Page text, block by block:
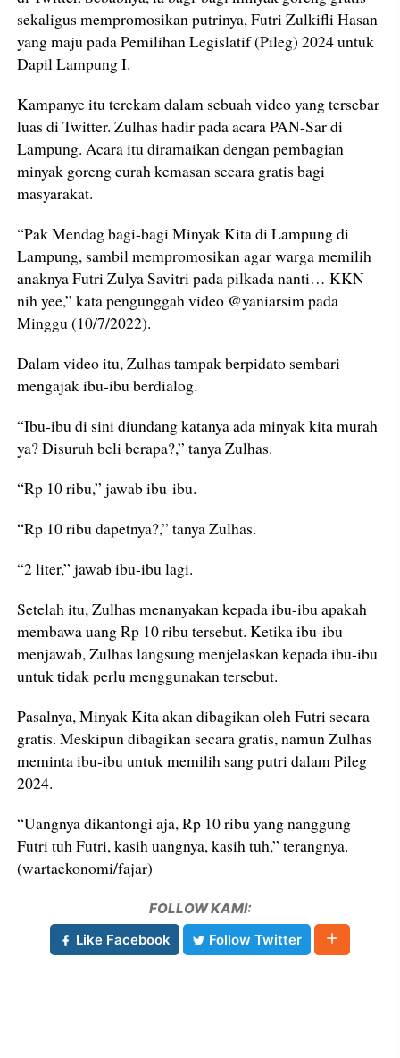
sekaligus mempromosikan putrinya, Futri Zulkifli Hasan
yang maju pada Pemilihan Legislatif (Pileg) 2024 untuk
Dapil Lampung I.
Kampanye itu terekam dalam sebuah video yang tersebar
luas di Twitter. Zulhas hadir pada acara PAN-Sar di
Lampung. Acara itu diramaikan dengan pembagian
minyak goreng curah kemasan secara gratis bagi
masyarakat.
“Pak Mendag bagi-bagi Minyak Kita di Lampung di
Lampung, sambil mempromosikan agar warga memilih
anaknya Futri Zulya Savitri pada pilkada nanti… KKN
nih yee,” kata pengunggah video @yaniarsim pada
Minggu (10/7/2022).
Dalam video itu, Zulhas tampak berpidato sembari
mengajak ibu-ibu berdialog.
“Ibu-ibu di sini diundang katanya ada minyak kita murah
ya? Disuruh beli berapa?,” tanya Zulhas.
“Rp 10 ribu,” jawab ibu-ibu.
“Rp 10 ribu dapetnya?,” tanya Zulhas.
“2 liter,” jawab ibu-ibu lagi.
Setelah itu, Zulhas menanyakan kepada ibu-ibu apakah
membawa uang Rp 10 ribu tersebut. Ketika ibu-ibu
menjawab, Zulhas langsung menjelaskan kepada ibu-ibu
untuk tidak perlu menggunakan tersebut.
Pasalnya, Minyak Kita akan dibagikan oleh Futri secara
gratis. Meskipun dibagikan secara gratis, namun Zulhas
meminta ibu-ibu untuk memilih sang putri dalam Pileg
2024.
“Uangnya dikantongi aja, Rp 10 ribu yang nanggung
Futri tuh Futri, kasih uangnya, kasih tuh,” terangnya.
(wartaekonomi/fajar)
FOLLOW KAMI:
Like Facebook
Follow Twitter